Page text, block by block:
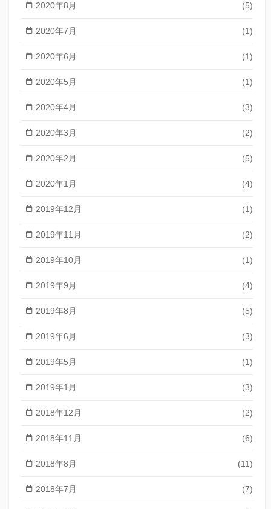
2020年8月 (5)
2020年7月 (1)
2020年6月 (1)
2020年5月 (1)
2020年4月 (3)
2020年3月 (2)
2020年2月 (5)
2020年1月 (4)
2019年12月 (1)
2019年11月 (2)
2019年10月 (1)
2019年9月 (4)
2019年8月 (5)
2019年6月 (3)
2019年5月 (1)
2019年1月 (3)
2018年12月 (2)
2018年11月 (6)
2018年8月 (11)
2018年7月 (7)